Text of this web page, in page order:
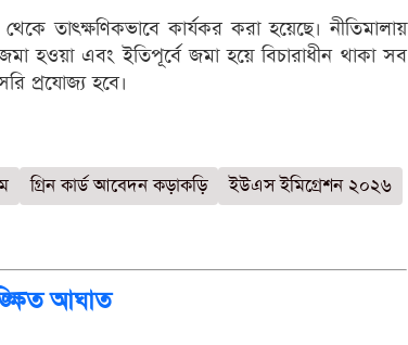
তাৎক্ষণিকভাবে কার্যকর করা হয়েছে। নীতিমালায়
এবং ইতিপূর্বে জমা হয়ে বিচারাধীন থাকা সব
প্রযোজ্য হবে।
গ্রিন কার্ড আবেদন কড়াকড়ি
ইউএস ইমিগ্রেশন ২০২৬
আঘাত